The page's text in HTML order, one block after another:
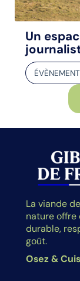
Un
La viande
nature offre
durable,
goût.
Osez &